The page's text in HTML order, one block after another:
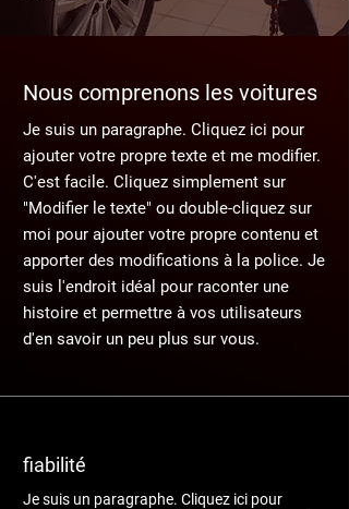
Nous comprenons les voitures
Je suis un paragraphe. Cliquez ici pour
ajouter votre propre texte et me modifier.
C'est facile. Cliquez simplement sur
"Modifier le texte" ou double-cliquez sur
moi pour ajouter votre propre contenu et
apporter des modifications à la police. Je
suis l'endroit idéal pour raconter une
histoire et permettre à vos utilisateurs
d'en savoir un peu plus sur vous.
fiabilité
Je suis un paragraphe. Cliquez ici pour